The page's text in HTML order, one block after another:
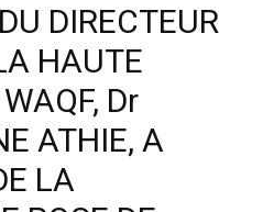
DIRECTEUR
HAUTE
Dr
ATHIE, A
LA